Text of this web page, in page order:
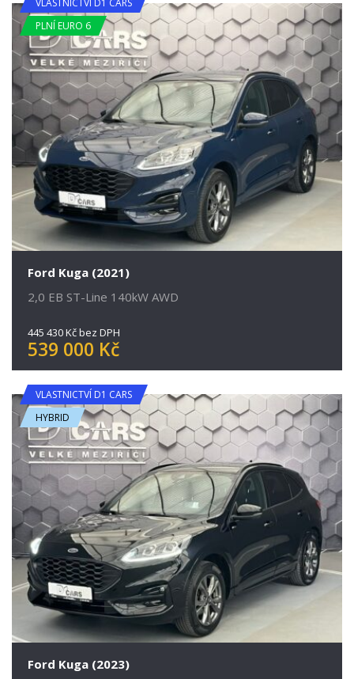
VLASTNICTVÍ D1 CARS
PLNÍ EURO 6
Ford Kuga (2021)
2,0 EB ST-Line 140kW AWD
445 430 Kč bez DPH
539 000 Kč
VLASTNICTVÍ D1 CARS
HYBRID
Ford Kuga (2023)